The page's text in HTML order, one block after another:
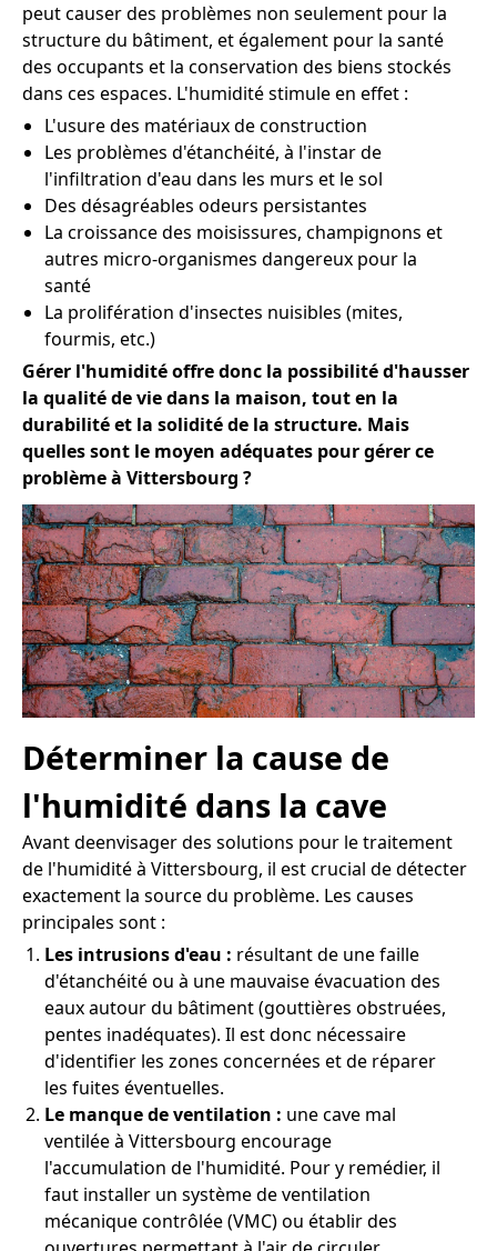
peut causer des problèmes non seulement pour la
structure du bâtiment, et également pour la santé
des occupants et la conservation des biens stockés
dans ces espaces. L'humidité stimule en effet :
L'usure des matériaux de construction
Les problèmes d'étanchéité, à l'instar de
l'infiltration d'eau dans les murs et le sol
Des désagréables odeurs persistantes
La croissance des moisissures, champignons et
autres micro-organismes dangereux pour la
santé
La prolifération d'insectes nuisibles (mites,
fourmis, etc.)
Gérer l'humidité offre donc la possibilité d'hausser
la qualité de vie dans la maison, tout en la
durabilité et la solidité de la structure. Mais
quelles sont le moyen adéquates pour gérer ce
problème à Vittersbourg ?
Déterminer la cause de
l'humidité dans la cave
Avant deenvisager des solutions pour le traitement
de l'humidité à Vittersbourg, il est crucial de détecter
exactement la source du problème. Les causes
principales sont :
Les intrusions d'eau : résultant de une faille
d'étanchéité ou à une mauvaise évacuation des
eaux autour du bâtiment (gouttières obstruées,
pentes inadéquates). Il est donc nécessaire
d'identifier les zones concernées et de réparer
les fuites éventuelles.
Le manque de ventilation : une cave mal
ventilée à Vittersbourg encourage
l'accumulation de l'humidité. Pour y remédier, il
faut installer un système de ventilation
mécanique contrôlée (VMC) ou établir des